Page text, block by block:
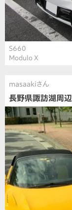
S660
Modulo X
masaakiさん
長野県諏訪湖周辺